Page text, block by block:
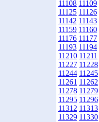
11108 11109
11125 11126
11142 11143
11159 11160
11176 11177
11193 11194
11210 11211
11227 11228
11244 11245
11261 11262
11278 11279
11295 11296
11312 11313
11329 11330